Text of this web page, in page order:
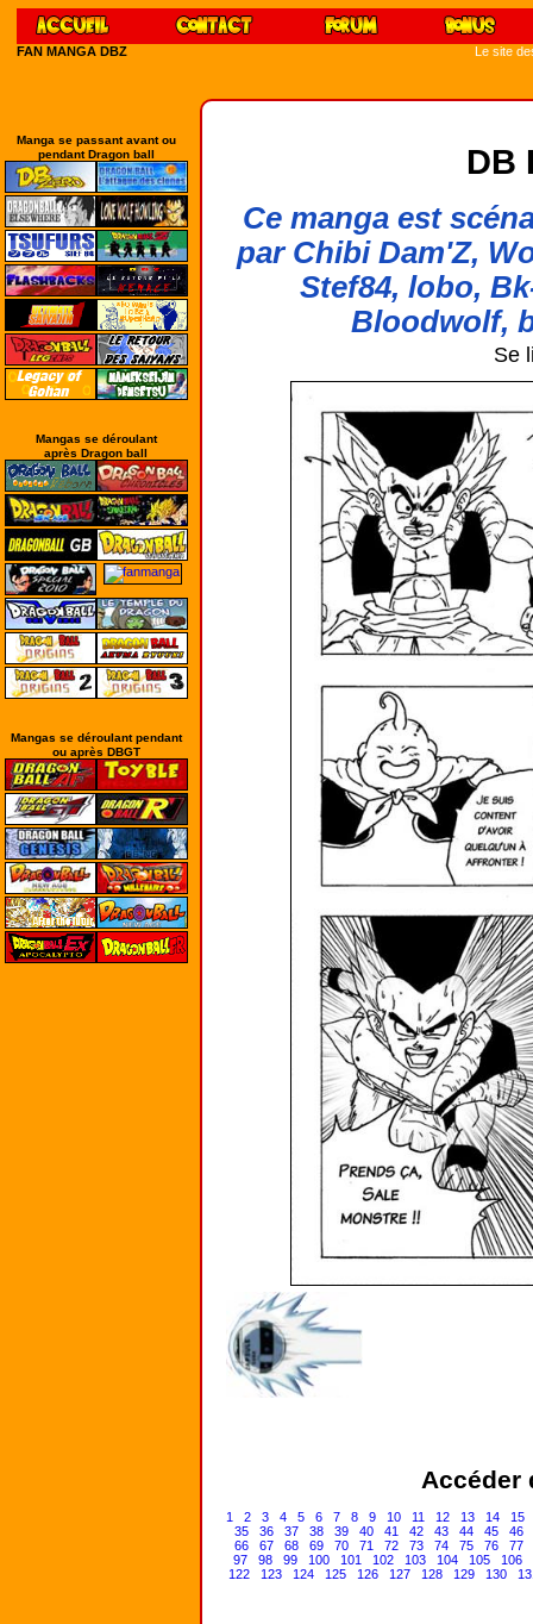
FAN MANGA DBZ Le site
Manga se passant avant ou
pendant Dragon ball
Mangas se déroulant
après Dragon ball
Mangas se déroulant pendant
ou après DBGT
DB
Ce manga est
par Chibi Dam'Z,
Stef84, lobo,
Bloodwolf,
Se
Accéder
1 2 3 4 5 6 7 8 9 10 11 12 13 14
15
35
36 37 38 39 40 41 42 43 44 45
46
66
67 68 69 70 71 72 73 74 75 76
77
97
98 99 100 101 102 103 104 105
106
122
123 124 125 126 127 128 129 130